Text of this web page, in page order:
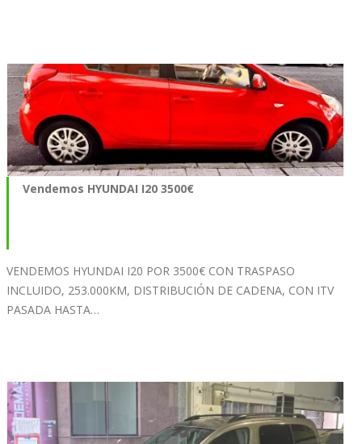
Vendemos HYUNDAI I20 3500€
VENDEMOS HYUNDAI I20 POR 3500€ CON TRASPASO
INCLUIDO, 253.000KM, DISTRIBUCIÓN DE CADENA, CON ITV
PASADA HASTA…